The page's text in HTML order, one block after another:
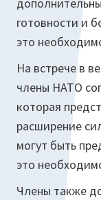
готовности и
это
На встрече в
члены НАТО
которая
расширение
могут быть
это
Члены также